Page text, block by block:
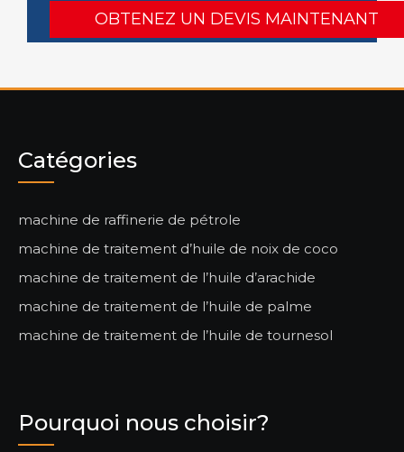
Catégories
machine de raffinerie de pétrole
machine de traitement d’huile de noix de coco
machine de traitement de l’huile d’arachide
machine de traitement de l’huile de palme
machine de traitement de l’huile de tournesol
Pourquoi nous choisir?